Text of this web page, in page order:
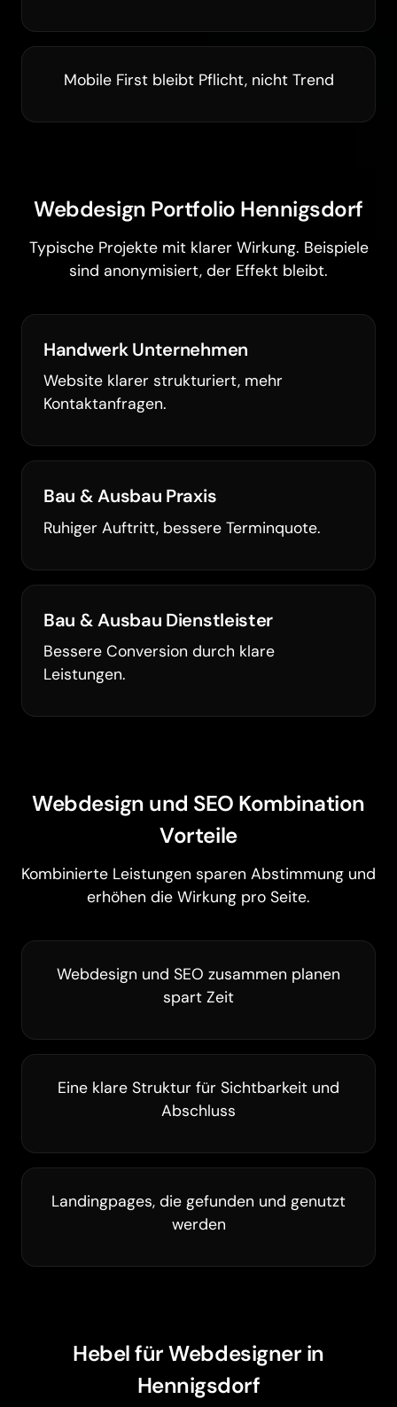
Mobile First bleibt Pflicht, nicht Trend
Webdesign Portfolio Hennigsdorf
Typische Projekte mit klarer Wirkung. Beispiele
sind anonymisiert, der Effekt bleibt.
Handwerk Unternehmen
Website klarer strukturiert, mehr
Kontaktanfragen.
Bau & Ausbau Praxis
Ruhiger Auftritt, bessere Terminquote.
Bau & Ausbau Dienstleister
Bessere Conversion durch klare
Leistungen.
Webdesign und SEO Kombination
Vorteile
Kombinierte Leistungen sparen Abstimmung und
erhöhen die Wirkung pro Seite.
Webdesign und SEO zusammen planen
spart Zeit
Eine klare Struktur für Sichtbarkeit und
Abschluss
Landingpages, die gefunden und genutzt
werden
Hebel für Webdesigner in
Hennigsdorf
Animationen pausieren